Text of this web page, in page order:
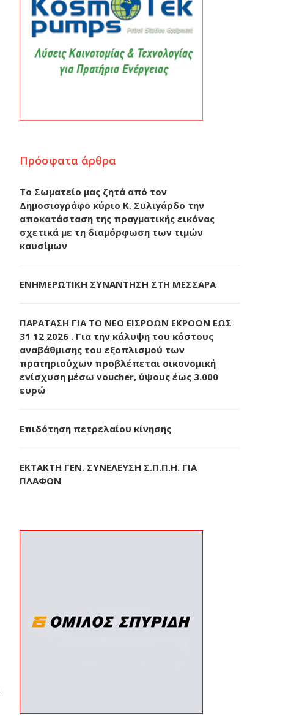
Πρόσφατα άρθρα
Το Σωματείο μας ζητά από τον
Δημοσιογράφο κύριο Κ. Συλιγάρδο την
αποκατάσταση της πραγματικής εικόνας
σχετικά με τη διαμόρφωση των τιμών
καυσίμων
ΕΝΗΜΕΡΩΤΙΚΗ ΣΥΝΑΝΤΗΣΗ ΣΤΗ ΜΕΣΣΑΡΑ
ΠΑΡΑΤΑΣΗ ΓΙΑ ΤΟ ΝΕΟ ΕΙΣΡΟΩΝ ΕΚΡΟΩΝ ΕΩΣ
31 12 2026 . Για την κάλυψη του κόστους
αναβάθμισης του εξοπλισμού των
πρατηριούχων προβλέπεται οικονομική
ενίσχυση μέσω voucher, ύψους έως 3.000
ευρώ
Επιδότηση πετρελαίου κίνησης
ΕΚΤΑΚΤΗ ΓΕΝ. ΣΥΝΕΛΕΥΣΗ Σ.Π.Π.Η. ΓΙΑ
ΠΛΑΦΟΝ